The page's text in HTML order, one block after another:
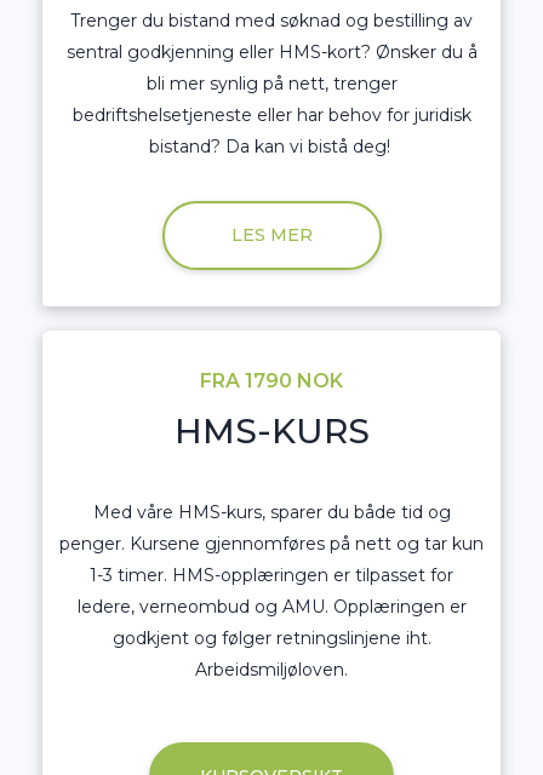
Trenger du bistand med søknad og bestilling av
sentral godkjenning eller HMS-kort? Ønsker du å
bli mer synlig på nett, trenger
bedriftshelsetjeneste eller har behov for juridisk
bistand? Da kan vi bistå deg!
LES MER
FRA 1790 NOK
HMS-KURS
Med våre HMS-kurs, sparer du både tid og
penger. Kursene gjennomføres på nett og tar kun
1-3 timer. HMS-opplæringen er tilpasset for
ledere, verneombud og AMU. Opplæringen er
godkjent og følger retningslinjene iht.
Arbeidsmiljøloven.